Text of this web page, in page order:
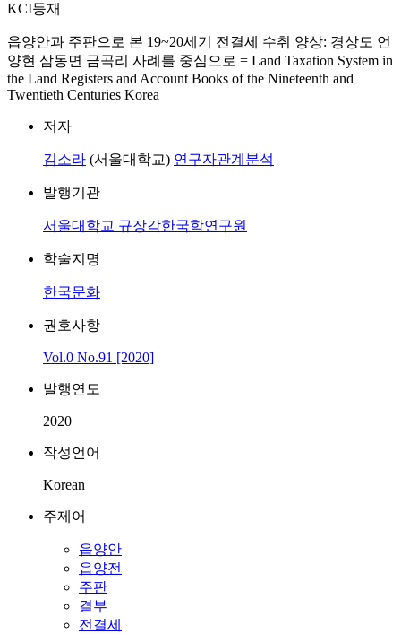
KCI등재
읍양안과 주판으로 본 19~20세기 전결세 수취 양상: 경상도 언
양현 삼동면 금곡리 사례를 중심으로 = Land Taxation System in
the Land Registers and Account Books of the Nineteenth and
Twentieth Centuries Korea
저자
김소라 (서울대학교) 연구자관계분석
발행기관
서울대학교 규장각한국학연구원
학술지명
한국문화
권호사항
Vol.0 No.91 [2020]
발행연도
2020
작성언어
Korean
주제어
읍양안
읍양전
주판
결부
전결세